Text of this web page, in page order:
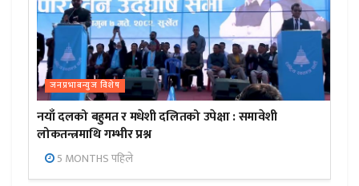
जनप्रभाबन्युज विशेष
नयाँ दलको बहुमत र मधेशी दलितको उपेक्षा : समावेशी
लोकतन्त्रमाथि गम्भीर प्रश्न
5 MONTHS पहिले